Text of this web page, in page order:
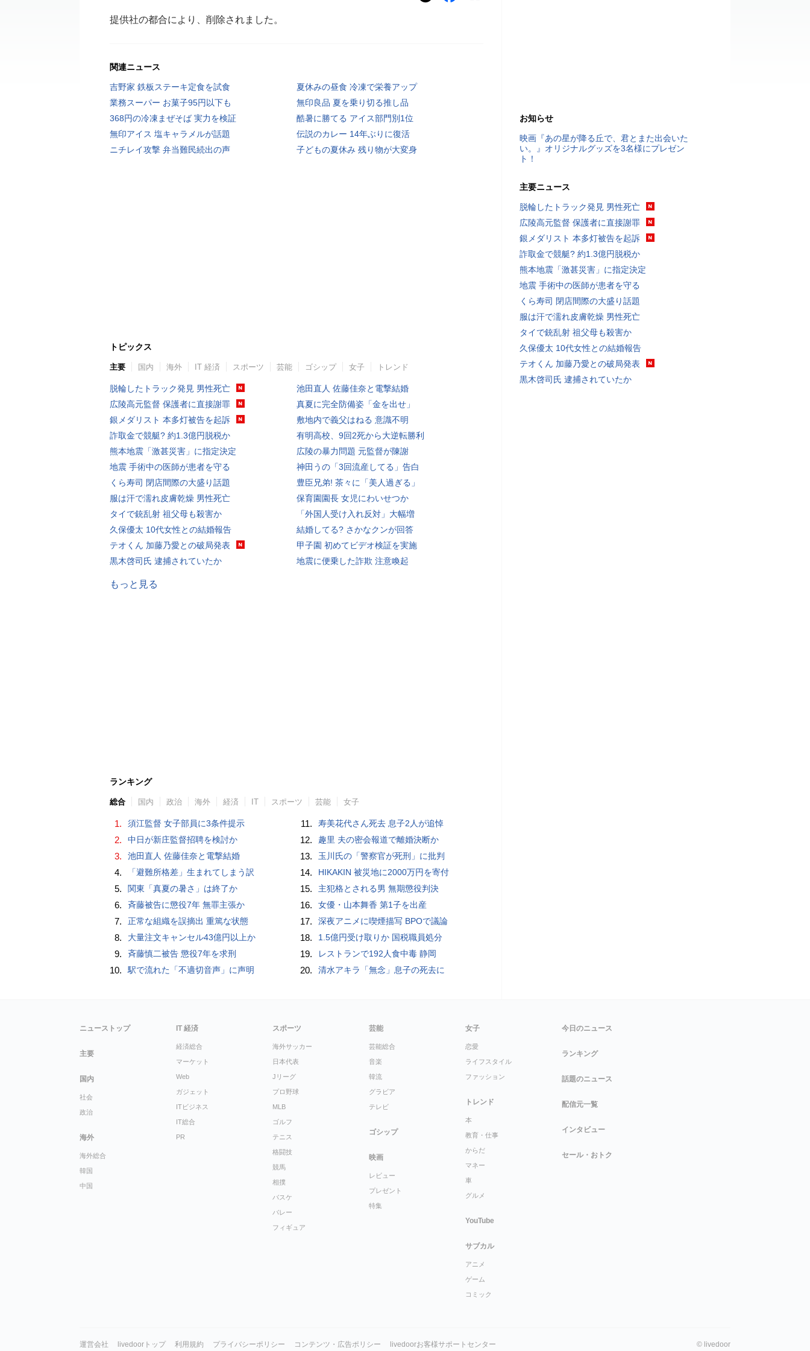
提供社の都合により、削除されました。
関連ニュース
吉野家 鉄板ステーキ定食を試食
夏休みの昼食 冷凍で栄養アップ
業務スーパー お菓子95円以下も
無印良品 夏を乗り切る推し品
368円の冷凍まぜそば 実力を検証
酷暑に勝てる アイス部門別1位
無印アイス 塩キャラメルが話題
伝説のカレー 14年ぶりに復活
ニチレイ攻撃 弁当難民続出の声
子どもの夏休み 残り物が大変身
トピックス
主要 国内 海外 IT 経済 スポーツ 芸能 ゴシップ 女子 トレンド
脱輪したトラック発見 男性死亡
広陵高元監督 保護者に直接謝罪
銀メダリスト 本多灯被告を起訴
詐取金で競艇? 約1.3億円脱税か
熊本地震「激甚災害」に指定決定
地震 手術中の医師が患者を守る
くら寿司 閉店間際の大盛り話題
服は汗で濡れ皮膚乾燥 男性死亡
タイで銃乱射 祖父母も殺害か
久保優太 10代女性との結婚報告
テオくん 加藤乃愛との破局発表
黒木啓司氏 逮捕されていたか
池田直人 佐藤佳奈と電撃結婚
真夏に完全防備姿「金を出せ」
敷地内で義父はねる 意識不明
有明高校、9回2死から大逆転勝利
広陵の暴力問題 元監督が陳謝
神田うの「3回流産してる」告白
豊臣兄弟! 茶々に「美人過ぎる」
保育園園長 女児にわいせつか
「外国人受け入れ反対」大幅増
結婚してる? さかなクンが回答
甲子園 初めてビデオ検証を実施
地震に便乗した詐欺 注意喚起
もっと見る
ランキング
総合 国内 政治 海外 経済 IT スポーツ 芸能 女子
1. 須江監督 女子部員に3条件提示
2. 中日が新庄監督招聘を検討か
3. 池田直人 佐藤佳奈と電撃結婚
4. 「避難所格差」生まれてしまう訳
5. 関東「真夏の暑さ」は終了か
6. 斉藤被告に懲役7年 無罪主張か
7. 正常な組織を誤摘出 重篤な状態
8. 大量注文キャンセル43億円以上か
9. 斉藤慎二被告 懲役7年を求刑
10. 駅で流れた「不適切音声」に声明
11. 寿美花代さん死去 息子2人が追悼
12. 趣里 夫の密会報道で離婚決断か
13. 玉川氏の「警察官が死刑」に批判
14. HIKAKIN 被災地に2000万円を寄付
15. 主犯格とされる男 無期懲役判決
16. 女優・山本舞香 第1子を出産
17. 深夜アニメに喫煙描写 BPOで議論
18. 1.5億円受け取りか 国税職員処分
19. レストランで192人食中毒 静岡
20. 清水アキラ「無念」息子の死去に
お知らせ
映画『あの星が降る丘で、君とまた出会いた
い。』オリジナルグッズを3名様にプレゼン
ト！
主要ニュース
脱輪したトラック発見 男性死亡
広陵高元監督 保護者に直接謝罪
銀メダリスト 本多灯被告を起訴
詐取金で競艇? 約1.3億円脱税か
熊本地震「激甚災害」に指定決定
地震 手術中の医師が患者を守る
くら寿司 閉店間際の大盛り話題
服は汗で濡れ皮膚乾燥 男性死亡
タイで銃乱射 祖父母も殺害か
久保優太 10代女性との結婚報告
テオくん 加藤乃愛との破局発表
黒木啓司氏 逮捕されていたか
ニューストップ
主要
国内
社会
政治
海外
海外総合
韓国
中国
IT 経済
経済総合
マーケット
Web
ガジェット
ITビジネス
IT総合
PR
スポーツ
海外サッカー
日本代表
Jリーグ
プロ野球
MLB
ゴルフ
テニス
格闘技
競馬
相撲
バスケ
バレー
フィギュア
芸能
芸能総合
音楽
韓流
グラビア
テレビ
ゴシップ
映画
レビュー
プレゼント
特集
女子
恋愛
ライフスタイル
ファッション
トレンド
本
教育・仕事
からだ
マネー
車
グルメ
YouTube
サブカル
アニメ
ゲーム
コミック
今日のニュース
ランキング
話題のニュース
配信元一覧
インタビュー
セール・おトク
運営会社 livedoorトップ 利用規約 プライバシーポリシー コンテンツ・広告ポリシー livedoorお客様サポートセンター © livedoor